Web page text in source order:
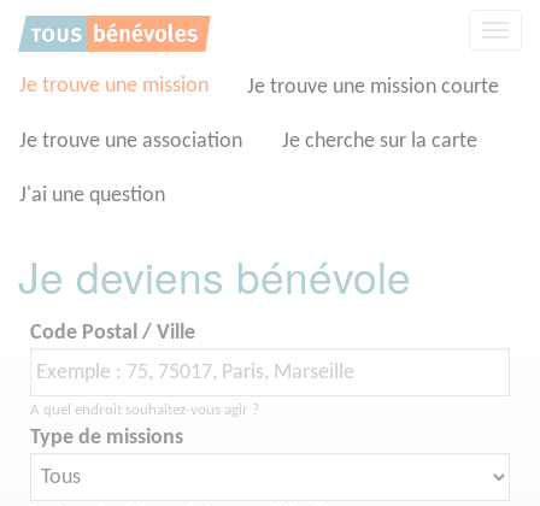
Je trouve une mission Je trouve une mission courte
Je trouve une association Je cherche sur la carte
J'ai une question
Je deviens bénévole
Code Postal / Ville
A quel endroit souhaitez-vous agir ?
Type de missions
Panneau de gestion des cookies